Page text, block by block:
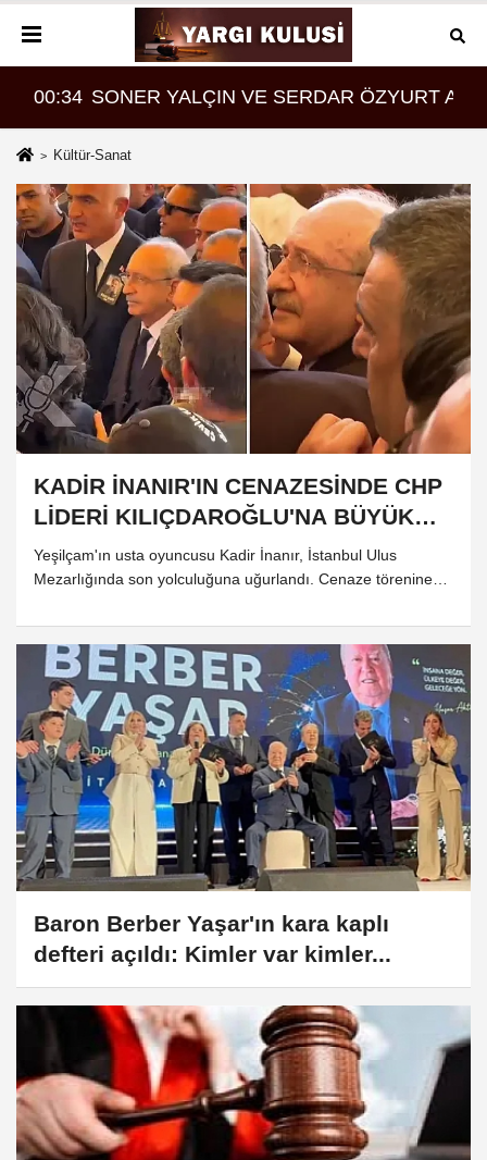
MI?
geldi
00:34 SONER YALÇIN VE SERDAR ÖZYURT
Kültür-Sanat
KADİR İNANIR'IN CENAZESİNDE CHP
LİDERİ KILIÇDAROĞLU'NA BÜYÜK
SAYGISIZLIK !
Yeşilçam'ın usta oyuncusu Kadir İnanır, İstanbul Ulus
Mezarlığında son yolculuğuna uğurlandı. Cenaze törenine
CHP Genel Başkanı Kemal Kılıçdaroğlu, cenaze alanına
gelirken Özgür Özel'e yakınlığıyla bilinen kişilerce kısa süre
yuhalandı. Cenazelerde yuhalama veya protesto gibi
eylemler, hem geleneksel örf ve adetlerimize hem de dini
inançlara göre saygısızlık ve büyük bir vefasızlık olarak kabul
edilir.
Baron Berber Yaşar'ın kara kaplı
defteri açıldı: Kimler var kimler...